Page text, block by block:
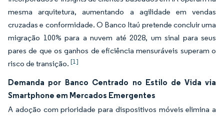
mesma arquitetura, aumentando a agilidade em vendas
cruzadas e conformidade. O Banco Itaú pretende concluir uma
migração 100% para a nuvem até 2028, um sinal para seus
pares de que os ganhos de eficiência mensuráveis superam o
risco de transição. [1]
Demanda por Banco Centrado no Estilo de Vida via
Smartphone em Mercados Emergentes
A adoção com prioridade para dispositivos móveis elimina a